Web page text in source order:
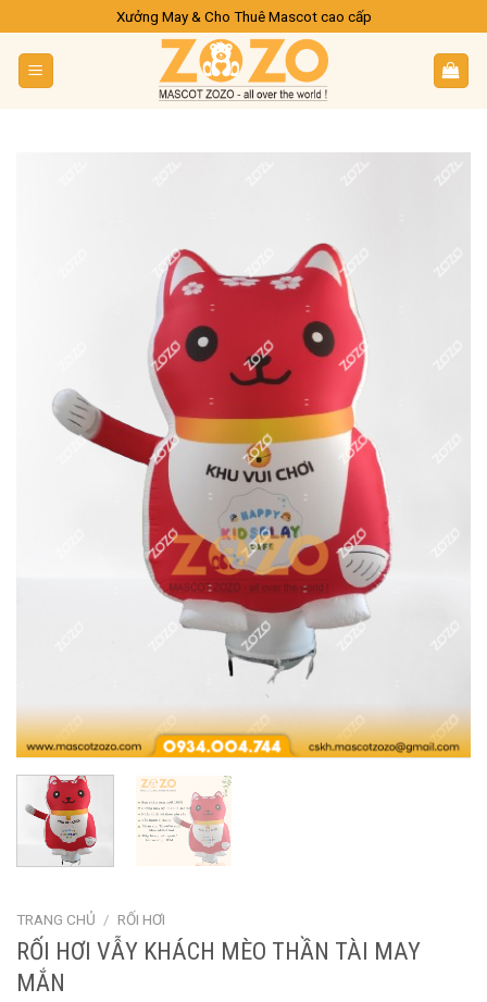
content
Xưởng May & Cho Thuê Mascot cao cấp
TRANG CHỦ / RỐI HƠI
RỐI HƠI VẪY KHÁCH MÈO THẦN TÀI MAY
MẮN